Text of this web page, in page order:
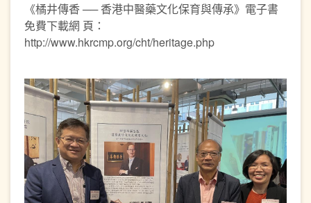
《橘井傳香 ── 香港中醫藥文化保育與傳承》電子書
免費下載網 頁：
http://www.hkrcmp.org/cht/heritage.php